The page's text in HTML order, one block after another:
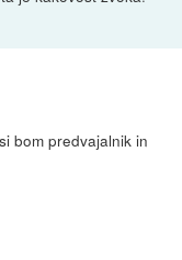
bom predvajalnik in